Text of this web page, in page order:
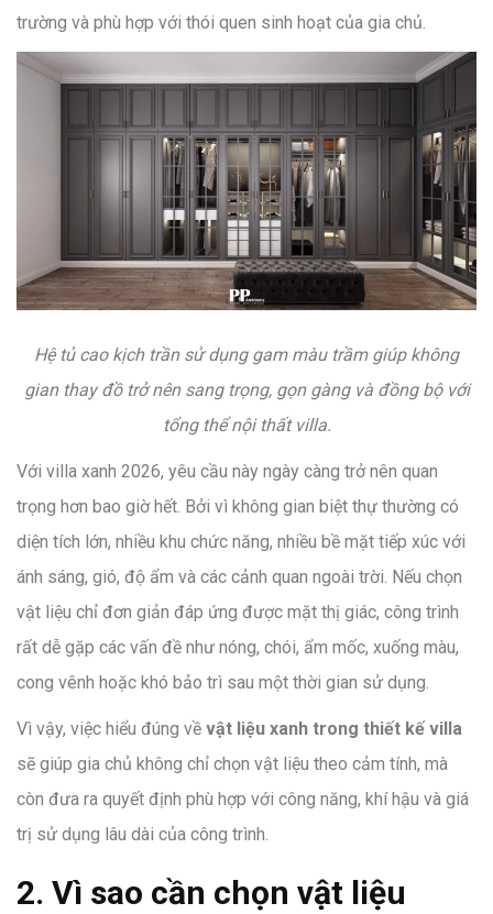
trường và phù hợp với thói quen sinh hoạt của gia chủ.
Hệ tủ cao kịch trần sử dụng gam màu trầm giúp không
gian thay đồ trở nên sang trọng, gọn gàng và đồng bộ với
tổng thể nội thất villa.
Với villa xanh 2026, yêu cầu này ngày càng trở nên quan
trọng hơn bao giờ hết. Bởi vì không gian biệt thự thường có
diện tích lớn, nhiều khu chức năng, nhiều bề mặt tiếp xúc với
ánh sáng, gió, độ ẩm và các cảnh quan ngoài trời. Nếu chọn
vật liệu chỉ đơn giản đáp ứng được mặt thị giác, công trình
rất dễ gặp các vấn đề như nóng, chói, ẩm mốc, xuống màu,
cong vênh hoặc khó bảo trì sau một thời gian sử dụng.
Vì vậy, việc hiểu đúng về vật liệu xanh trong thiết kế villa
sẽ giúp gia chủ không chỉ chọn vật liệu theo cảm tính, mà
còn đưa ra quyết định phù hợp với công năng, khí hậu và giá
trị sử dụng lâu dài của công trình.
2. Vì sao cần chọn vật liệu